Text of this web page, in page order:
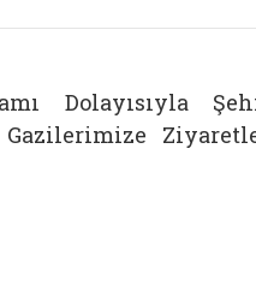
Dolayısıyla
Gazilerimize